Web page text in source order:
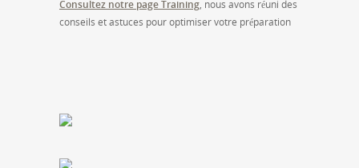
Consultez notre page Training, nous avons réuni des
conseils et astuces pour optimiser votre préparation